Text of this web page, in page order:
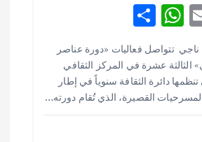
E
ai
l
W
h
at
s
A
h
ar
e
تتواصل فعاليات «دورة عناصر
عشرة في المركز الثقافي
تنظمها دائرة الثقافة سنوياً في إطار
القصيرة، الذي تُقام دورته…